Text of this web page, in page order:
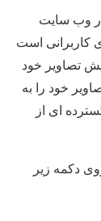
وب سایت
کاربرانی است
تصاویر خود
خود را به
ای از
دکمه زیر